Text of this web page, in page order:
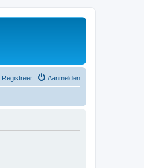
Aanmelden
Registreer